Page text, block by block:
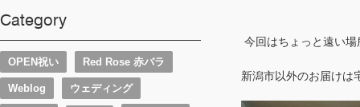
今回はちょっと遠い
新潟市以外のお届けは
Category
OPEN祝い Red Rose 赤バラ
Weblog ウェディング